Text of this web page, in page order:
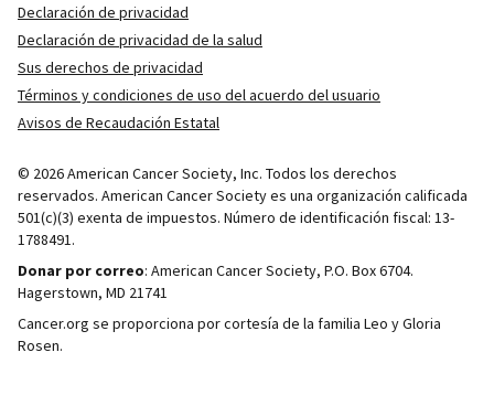
Declaración de privacidad
Declaración de privacidad de la salud
Sus derechos de privacidad
Términos y condiciones de uso del acuerdo del usuario
Avisos de Recaudación Estatal
© 2026 American Cancer Society, Inc. Todos los derechos
reservados. American Cancer Society es una organización calificada
501(c)(3) exenta de impuestos. Número de identificación fiscal: 13-
1788491.
Donar por correo: American Cancer Society, P.O. Box 6704.
Hagerstown, MD 21741
Cancer.org se proporciona por cortesía de la familia Leo y Gloria
Rosen.